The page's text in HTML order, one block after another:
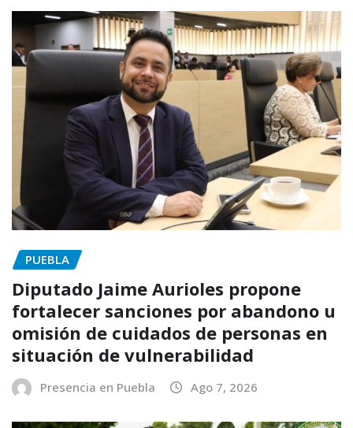
PUEBLA
Diputado Jaime Aurioles propone
fortalecer sanciones por abandono u
omisión de cuidados de personas en
situación de vulnerabilidad
Presencia en Puebla Ago 7, 2026